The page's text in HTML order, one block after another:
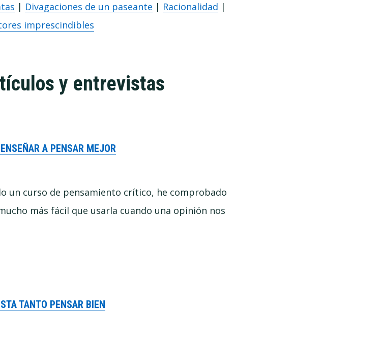
| Divagaciones de un paseante | Racionalidad |
imprescindibles
y entrevistas
A PENSAR MEJOR
un curso de pensamiento crítico, he comprobado
más fácil que usarla cuando una opinión nos
TANTO PENSAR BIEN